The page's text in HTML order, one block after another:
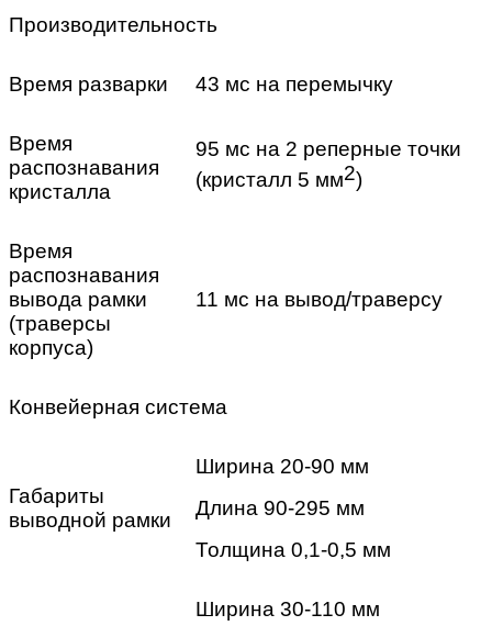
Производительность
Время разварки 43 мс на перемычку
Время
распознавания
кристалла
95 мс на 2 реперные точки
(кристалл 5 мм2)
Время
распознавания
вывода рамки
(траверсы
корпуса)
11 мс на вывод/траверсу
Конвейерная система
Габариты
выводной рамки
Ширина 20-90 мм
Длина 90-295 мм
Толщина 0,1-0,5 мм
Ширина 30-110 мм